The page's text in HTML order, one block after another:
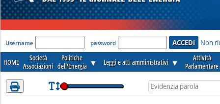
'Modulo Login per accedere'
Username password Non
HOME
Società
Associazioni
Politiche
dell'Energia ▼ Leggi e atti amministrativi ▼
Attività
Parlamentare